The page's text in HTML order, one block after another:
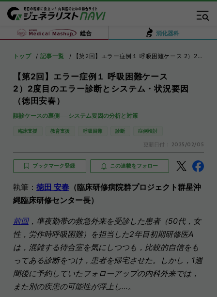
総合 消化器科
トップ 記事一覧 【第2回】エラー症例１ 呼吸困難ケース 2）2度目のエラー診断とシステム・状況要因（徳田安春）
【第2回】エラー症例１ 呼吸困難ケース
2）2度目のエラー診断とシステム・状況要因
（徳田安春）
誤診ケースの裏側──システム要因の分析と対策
臨床支援 教育支援 呼吸困難 診断 症例検討
更新日付： 2025/02/05
ブックマーク登録 この連載をフォロー
執筆： 徳田 安春（臨床研修病院群プロジェクト群星沖
縄臨床研修センター長）
前回，準夜勤帯の救急外来を受診した患者（50代，女
性，労作時呼吸困難）を担当した2年目初期研修医A
は，混雑する待合室を気にしつつも，比較的自信をも
ってある診断をつけ，患者を帰宅させた。しかし，1週
間後に予約していたフォローアップの内科外来では，
また別の疾患の可能性が浮上し…。